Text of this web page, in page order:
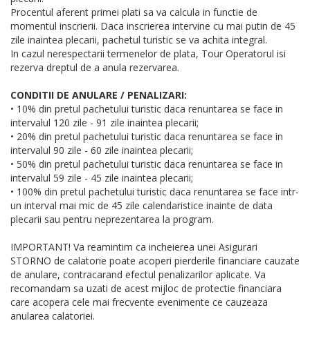
Procentul aferent primei plati sa va calcula in functie de
momentul inscrierii. Daca inscrierea intervine cu mai putin de 45
zile inaintea plecarii, pachetul turistic se va achita integral.
In cazul nerespectarii termenelor de plata, Tour Operatorul isi
rezerva dreptul de a anula rezervarea.
CONDITII DE ANULARE / PENALIZARI:
• 10% din pretul pachetului turistic daca renuntarea se face in
intervalul 120 zile - 91 zile inaintea plecarii;
• 20% din pretul pachetului turistic daca renuntarea se face in
intervalul 90 zile - 60 zile inaintea plecarii;
• 50% din pretul pachetului turistic daca renuntarea se face in
intervalul 59 zile - 45 zile inaintea plecarii;
• 100% din pretul pachetului turistic daca renuntarea se face intr-
un interval mai mic de 45 zile calendaristice inainte de data
plecarii sau pentru neprezentarea la program.
IMPORTANT! Va reamintim ca incheierea unei Asigurari
STORNO de calatorie poate acoperi pierderile financiare cauzate
de anulare, contracarand efectul penalizarilor aplicate. Va
recomandam sa uzati de acest mijloc de protectie financiara
care acopera cele mai frecvente evenimente ce cauzeaza
anularea calatoriei.